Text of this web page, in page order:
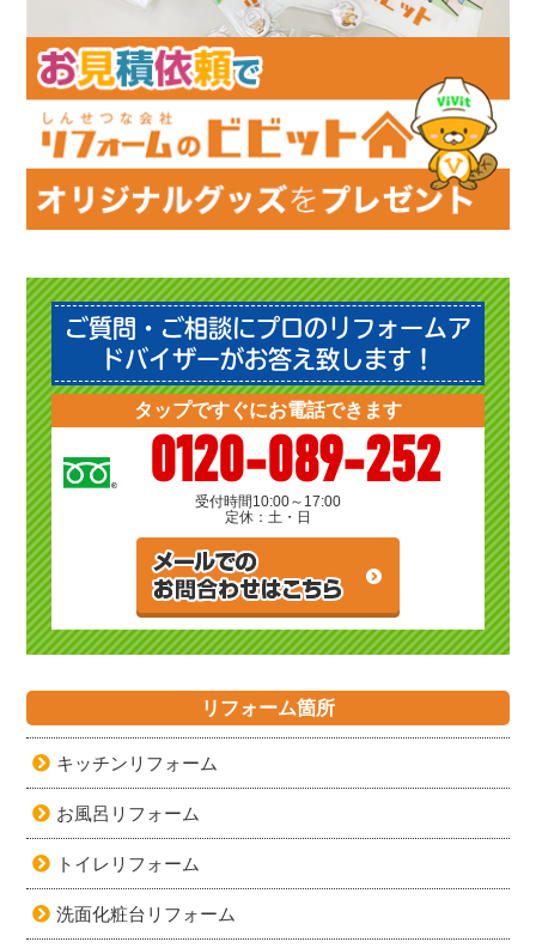
ご質問・ご相談にプロのリフォームア
ドバイザーがお答え致します！
タップですぐにお電話できます
0120-089-252
受付時間 10:00～17:00
定休：土・日
リフォーム箇所
キッチンリフォーム
お風呂リフォーム
トイレリフォーム
洗面化粧台リフォーム